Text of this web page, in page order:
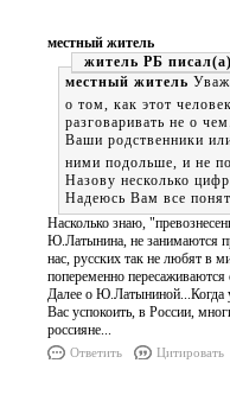
местный житель
житель РБ
местный житель
о том, как этот
разговаривать не о чем.
Ваши родственники
ними подольше, и не
Назову несколько
Надеюсь Вам все
Насколько знаю,
Ю.Латынина, не занимаются
нас, русских так не любят в
попеременно пересаживаются
Далее о Ю.Латыниной...Когда
Вас успокоить, в России,
россияне...
Ответить Цитировать